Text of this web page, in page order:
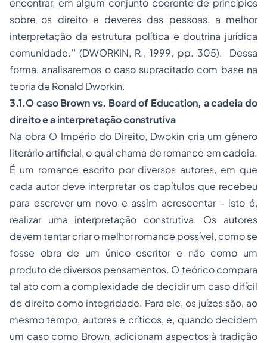
encontrar, em algum conjunto coerente de princípios
sobre os direito e deveres das pessoas, a melhor
interpretação da estrutura política e doutrina jurídica
comunidade.’’ (DWORKIN, R., 1999, pp. 305). Dessa
forma, analisaremos o caso supracitado com base na
teoria de Ronald Dworkin.
3.1.O caso Brown vs. Board of Education, a cadeia do
direito e a interpretação construtiva
Na obra O Império do Direito, Dwokin cria um gênero
literário artificial, o qual chama de romance em cadeia.
É um romance escrito por diversos autores, em que
cada autor deve interpretar os capítulos que recebeu
para escrever um novo e assim acrescentar - isto é,
realizar uma interpretação construtiva. Os autores
devem tentar criar o melhor romance possível, como se
fosse obra de um único escritor e não como um
produto de diversos pensamentos. O teórico compara
tal ato com a complexidade de decidir um caso difícil
de direito como integridade. Para ele, os juízes são, ao
mesmo tempo, autores e críticos, e, quando decidem
um caso como Brown, adicionam aspectos à tradição